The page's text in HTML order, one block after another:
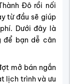
Đô rồi nối
từ đầu sẽ giúp
Dưới đây là
để bạn dễ cân
mở bán ngắn
lịch trình và ưu